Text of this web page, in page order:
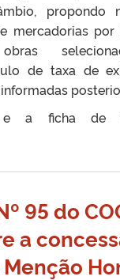
propondo
mercadorias por
de taxa de
e a ficha de
95 do
a